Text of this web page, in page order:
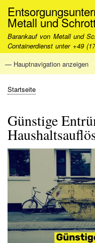
Metall und
Barankauf von Metall und
Containerdienst unter +49
Hauptnavigation
— Hauptnavigation anzeigen
Startseite
FAQ - Häufig gestellte Fragen
Über uns
Kontakt
Pfadnavigation
Startseite
Günstige
Image